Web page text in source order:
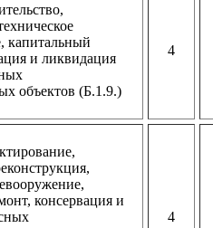
капитальный
и ликвидация
объектов (Б.1.9.)
4
консервация и
4